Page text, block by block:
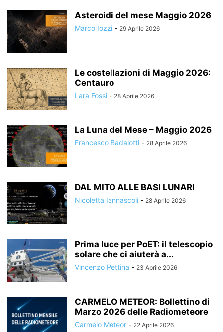
Asteroidi del mese Maggio 2026
Marco Iozzi - 29 Aprile 2026
Le costellazioni di Maggio 2026:
Centauro
Lara Fossi - 28 Aprile 2026
La Luna del Mese – Maggio 2026
Francesco Badalotti - 28 Aprile 2026
DAL MITO ALLE BASI LUNARI
Nicoletta Iannascoli - 28 Aprile 2026
Prima luce per PoET: il telescopio
solare che ci aiuterà a...
Vincenzo Pettina - 23 Aprile 2026
CARMELO METEOR: Bollettino di
Marzo 2026 delle Radiometeore
Carmelo Meteor - 22 Aprile 2026